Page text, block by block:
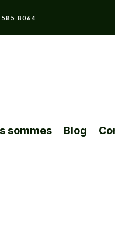
8064
sommes Blog